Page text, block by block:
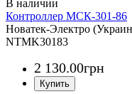
Контроллер МСК-301-86
Новатек-Электро
NTMK30183
2 130.00грн